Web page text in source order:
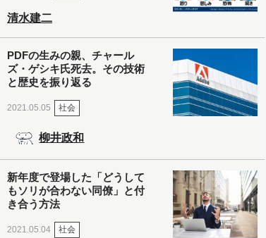
清水建二
PDFの生みの親、チャール
ズ・ゲシキ氏死去。その技術
と歴史を振り返る
2021.05.05 社会
柳井政和
新年度で登場した「どうして
もソリが合わない同僚」と付
き合う方法
2021.05.04 社会